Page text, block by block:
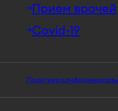
Прием врачей
Covid-19
Политика